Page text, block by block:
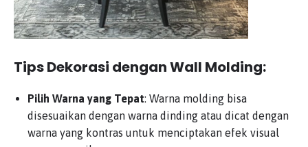
Tips Dekorasi dengan Wall Molding:
Pilih Warna yang Tepat: Warna molding bisa
disesuaikan dengan warna dinding atau dicat dengan
warna yang kontras untuk menciptakan efek visual